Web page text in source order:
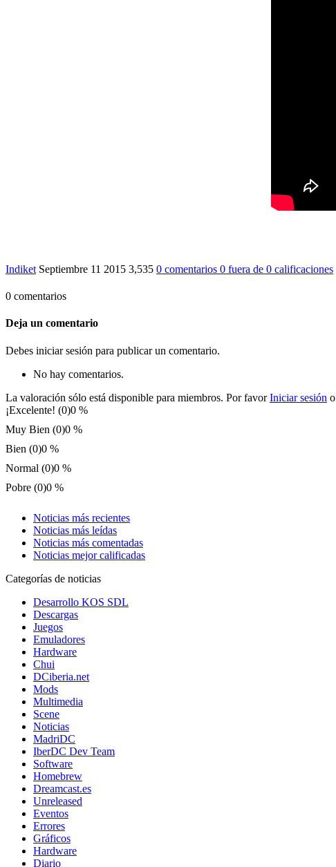
Indiket Septiembre 11 2015 3,535 0 comentarios 0 fuera de 0 calificaciones
0 comentarios
Deja un comentario
Debes iniciar sesión para publicar un comentario.
No hay comentarios.
La valoración sólo está disponible para miembros. Por favorIniciar sesión o
¡Excelente! (0)0 %
Muy Bien (0)0 %
Bien (0)0 %
Normal (0)0 %
Pobre (0)0 %
Noticias más recientes
Noticias más leídas
Noticias más comentadas
Noticias mejor calificadas
Categorías de noticias
Desarrollo KOS SDL
Descargas
Juegos
Emuladores
Hardware
Chui
DCiberia.net
Mods
Multimedia
Scene
Noticias
MadriDC
IberDC Dev Team
Software
Homebrew
Dreamcast.es
Unreleased
Eventos
Errores
Gráficos
Hardware
Diario